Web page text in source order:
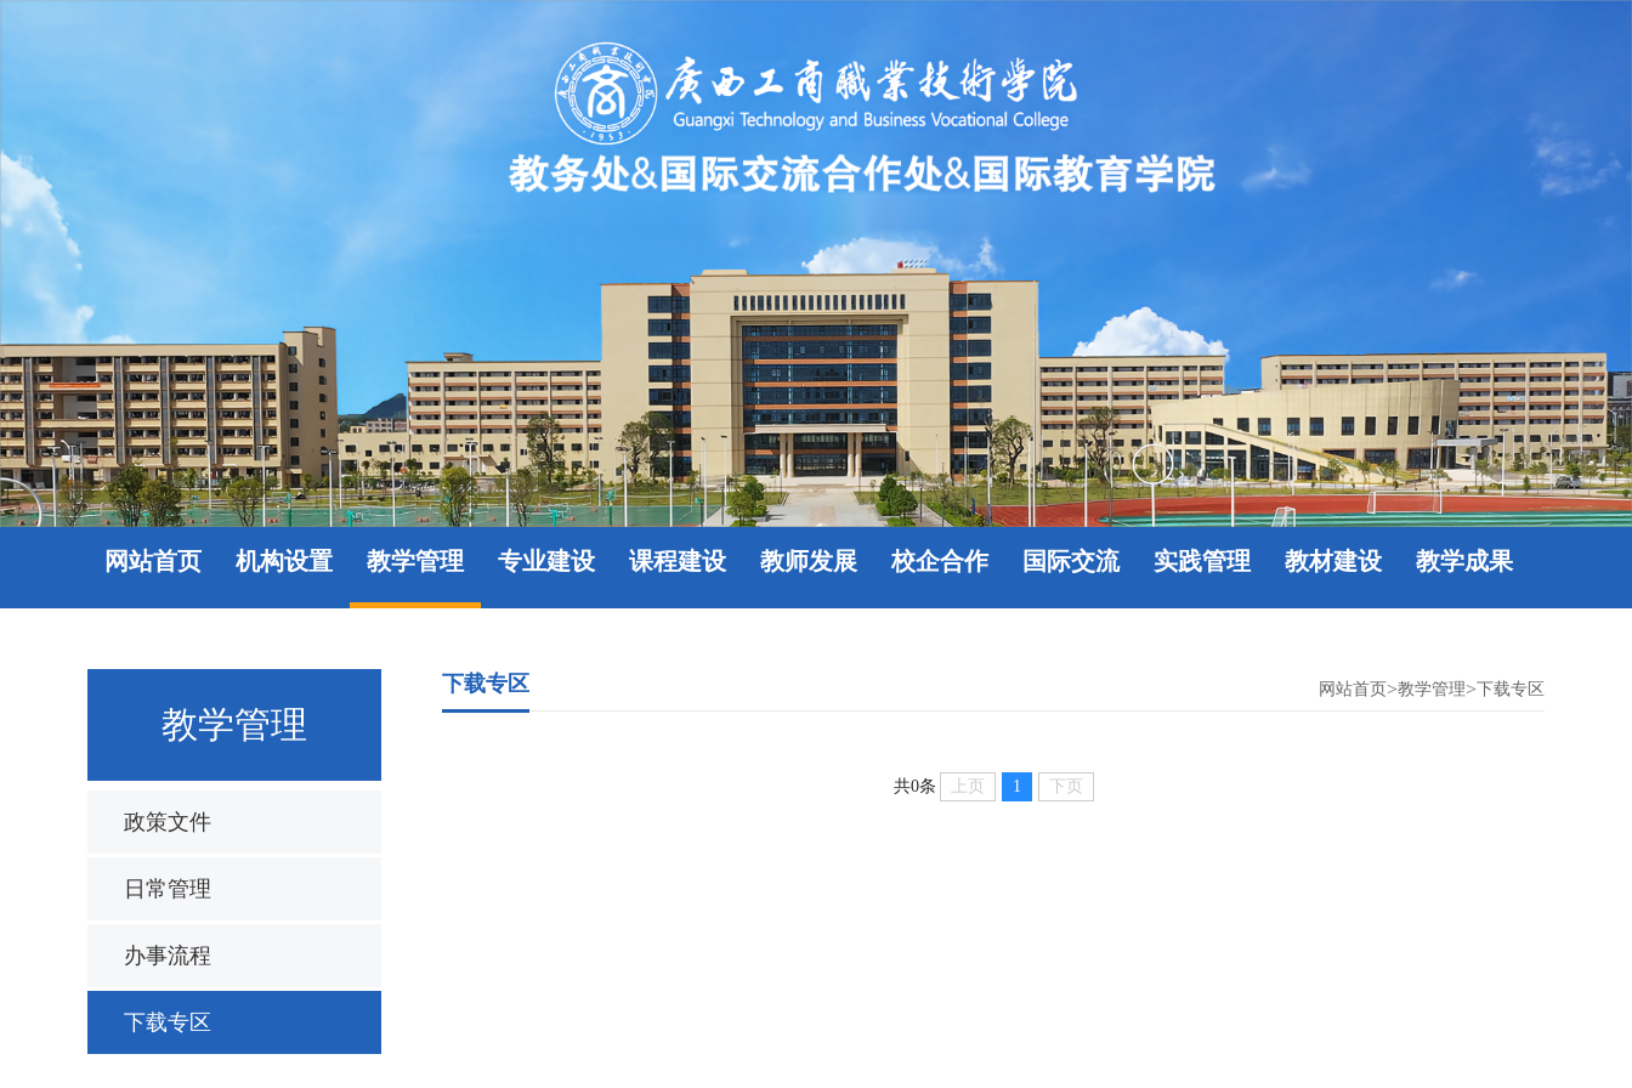
网站首页 机构设置 教学管理 专业建设 课程建设 教师发展 校企合作 国际交流 实践管理 教材建设 教学成果
教学管理
政策文件
日常管理
办事流程
下载专区
下载专区 网站首页 >教学管理>下载专区
共0条 上页 1 下页